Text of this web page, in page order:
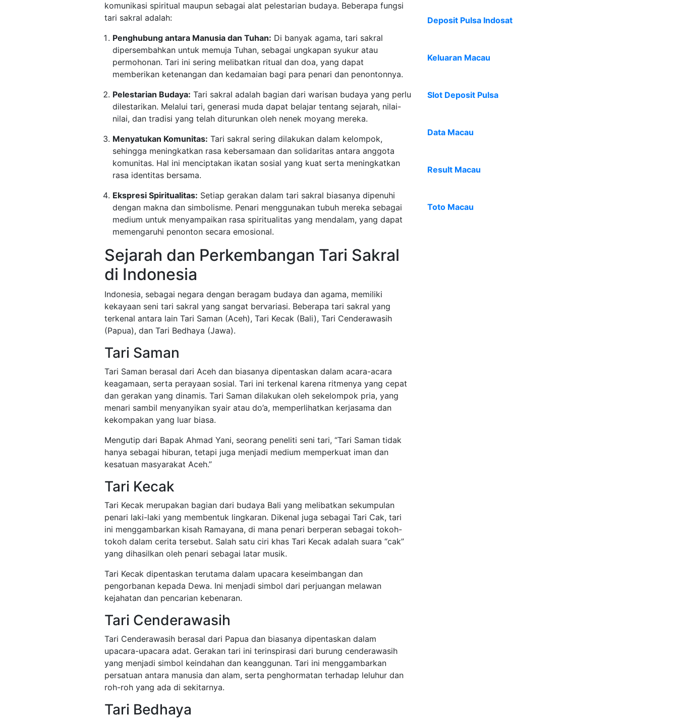
komunikasi spiritual maupun sebagai alat pelestarian budaya. Beberapa fungsi
tari sakral adalah:
Penghubung antara Manusia dan Tuhan: Di banyak agama, tari sakral
dipersembahkan untuk memuja Tuhan, sebagai ungkapan syukur atau
permohonan. Tari ini sering melibatkan ritual dan doa, yang dapat
memberikan ketenangan dan kedamaian bagi para penari dan penontonnya.
Pelestarian Budaya: Tari sakral adalah bagian dari warisan budaya yang perlu
dilestarikan. Melalui tari, generasi muda dapat belajar tentang sejarah, nilai-
nilai, dan tradisi yang telah diturunkan oleh nenek moyang mereka.
Menyatukan Komunitas: Tari sakral sering dilakukan dalam kelompok,
sehingga meningkatkan rasa kebersamaan dan solidaritas antara anggota
komunitas. Hal ini menciptakan ikatan sosial yang kuat serta meningkatkan
rasa identitas bersama.
Ekspresi Spiritualitas: Setiap gerakan dalam tari sakral biasanya dipenuhi
dengan makna dan simbolisme. Penari menggunakan tubuh mereka sebagai
medium untuk menyampaikan rasa spiritualitas yang mendalam, yang dapat
memengaruhi penonton secara emosional.
Sejarah dan Perkembangan Tari Sakral
di Indonesia
Indonesia, sebagai negara dengan beragam budaya dan agama, memiliki
kekayaan seni tari sakral yang sangat bervariasi. Beberapa tari sakral yang
terkenal antara lain Tari Saman (Aceh), Tari Kecak (Bali), Tari Cenderawasih
(Papua), dan Tari Bedhaya (Jawa).
Tari Saman
Tari Saman berasal dari Aceh dan biasanya dipentaskan dalam acara-acara
keagamaan, serta perayaan sosial. Tari ini terkenal karena ritmenya yang cepat
dan gerakan yang dinamis. Tari Saman dilakukan oleh sekelompok pria, yang
menari sambil menyanyikan syair atau do’a, memperlihatkan kerjasama dan
kekompakan yang luar biasa.
Mengutip dari Bapak Ahmad Yani, seorang peneliti seni tari, “Tari Saman tidak
hanya sebagai hiburan, tetapi juga menjadi medium memperkuat iman dan
kesatuan masyarakat Aceh.”
Tari Kecak
Tari Kecak merupakan bagian dari budaya Bali yang melibatkan sekumpulan
penari laki-laki yang membentuk lingkaran. Dikenal juga sebagai Tari Cak, tari
ini menggambarkan kisah Ramayana, di mana penari berperan sebagai tokoh-
tokoh dalam cerita tersebut. Salah satu ciri khas Tari Kecak adalah suara “cak”
yang dihasilkan oleh penari sebagai latar musik.
Tari Kecak dipentaskan terutama dalam upacara keseimbangan dan
pengorbanan kepada Dewa. Ini menjadi simbol dari perjuangan melawan
kejahatan dan pencarian kebenaran.
Tari Cenderawasih
Tari Cenderawasih berasal dari Papua dan biasanya dipentaskan dalam
upacara-upacara adat. Gerakan tari ini terinspirasi dari burung cenderawasih
yang menjadi simbol keindahan dan keanggunan. Tari ini menggambarkan
persatuan antara manusia dan alam, serta penghormatan terhadap leluhur dan
roh-roh yang ada di sekitarnya.
Tari Bedhaya
Deposit Pulsa Indosat
Keluaran Macau
Slot Deposit Pulsa
Data Macau
Result Macau
Toto Macau